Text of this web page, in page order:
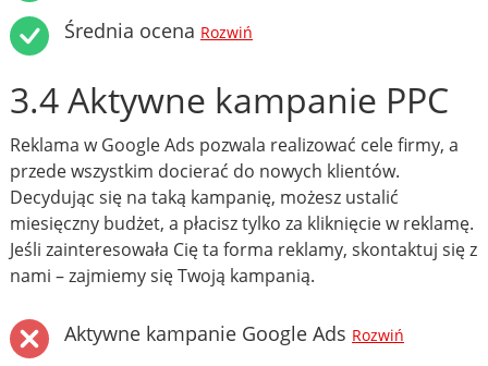
Średnia ocena Rozwiń
3.4 Aktywne kampanie PPC
Reklama w Google Ads pozwala realizować cele firmy, a
przede wszystkim docierać do nowych klientów.
Decydując się na taką kampanię, możesz ustalić
miesięczny budżet, a płacisz tylko za kliknięcie w reklamę.
Jeśli zainteresowała Cię ta forma reklamy, skontaktuj się z
nami – zajmiemy się Twoją kampanią.
Aktywne kampanie Google Ads Rozwiń